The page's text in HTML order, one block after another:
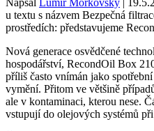
Napsal Lumír Mořkovský
u textu s názvem Bezpečná
prostředích: představujeme
Nová generace osvědčené
hospodářství, RecondOil Box
příliš často vnímán jako
vymění. Přitom ve většině
ale v kontaminaci, kterou nese.
vstupují do olejových systémů